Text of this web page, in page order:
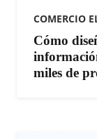
COMERCIO
Cómo
miles de